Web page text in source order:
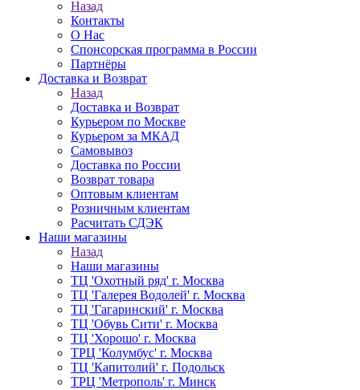
Назад
Контакты
О Нас
Спонсорская программа в России
Партнёры
Доставка и Возврат
Назад
Доставка и Возврат
Курьером по Москве
Курьером за МКАД
Самовывоз
Доставка по России
Возврат товара
Оптовым клиентам
Розничным клиентам
Расчитать СДЭК
Наши магазины
Назад
Наши магазины
ТЦ 'Охотный ряд' г. Москва
ТЦ 'Галерея Водолей' г. Москва
ТЦ 'Гагаринский' г. Москва
ТЦ 'Обувь Сити' г. Москва
ТЦ 'Хорошо' г. Москва
ТРЦ 'Колумбус' г. Москва
ТЦ 'Капитолий' г. Подольск
ТРЦ 'Метрополь' г. Минск